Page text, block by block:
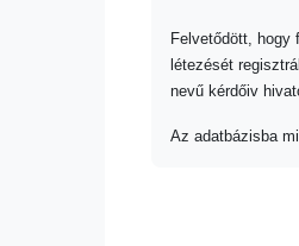
Felvetődött, hogy
létezését
nevű kérdőiv
Az adatbázisba